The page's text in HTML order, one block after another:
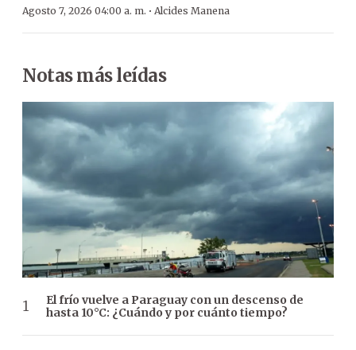
Agosto 7, 2026 04:00 a. m. · Alcides Manena
Notas más leídas
El frío vuelve a Paraguay con un descenso de
hasta 10°C: ¿Cuándo y por cuánto tiempo?